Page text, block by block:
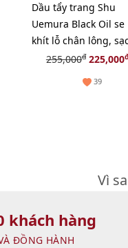
Dầu tẩy trang Shu
Uemura Black Oil se
khít lỗ chân lông,
bã nhờn - 50ml
255,000đ225,000
39
Vì
khách hàng
ĐỒNG HÀNH